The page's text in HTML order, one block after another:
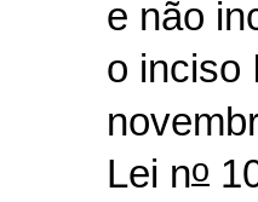
e não
o inciso
Lei no